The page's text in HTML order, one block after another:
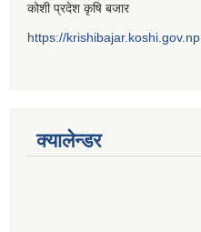
कोशी प्रदेश कृषि बजार
https://krishibajar.koshi.gov.np
क्यालेन्डर